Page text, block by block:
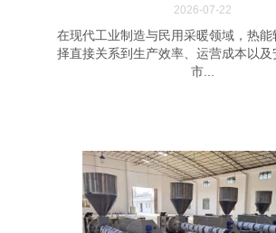
2026-07-22
在现代工业制造与民用采暖领域，热
择直接关系到生产效率、运营成本以
市...